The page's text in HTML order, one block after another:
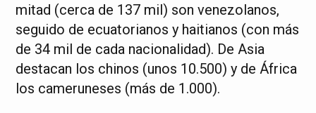
mitad (cerca de 137 mil) son venezolanos,
seguido de ecuatorianos y haitianos (con más
de 34 mil de cada nacionalidad). De Asia
destacan los chinos (unos 10.500) y de África
los cameruneses (más de 1.000).